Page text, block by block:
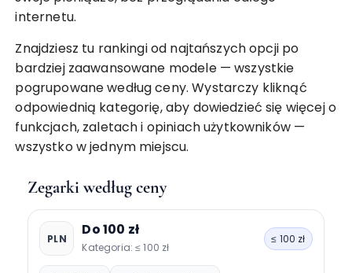
internetu.
Znajdziesz tu rankingi od najtańszych opcji po
bardziej zaawansowane modele — wszystkie
pogrupowane według ceny. Wystarczy kliknąć
odpowiednią kategorię, aby dowiedzieć się więcej o
funkcjach, zaletach i opiniach użytkowników —
wszystko w jednym miejscu.
Zegarki według ceny
PLN Do 100 zł
Kategoria: ≤ 100 zł
≤ 100 zł